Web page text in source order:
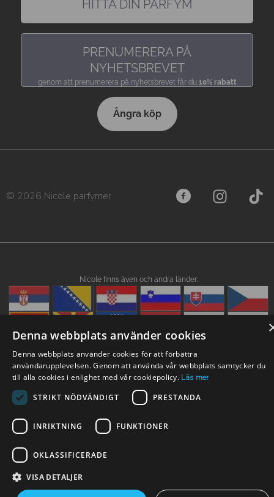
HITTA DIN PARFYM
PRENUMERERA PÅ
NYHETSBREVET
genom att prenumerera på nyhetsbrevet får du 10% rabatt
Ångra köp
© 2026 Nicole parfymer
Nicole finns även och andra länder:
Denna webbplats använder cookies
Denna webbplats använder cookies för att förbättra
användarupplevelsen. Genom att använda vår webbplats samtycker du
till alla cookies i enlighet med vår cookiepolicy. Läs mer
STRIKT NÖDVÄNDIGT PRESTANDA
INRIKTNING FUNKTIONER
OKLASSIFICERADE
VISA DETALJER